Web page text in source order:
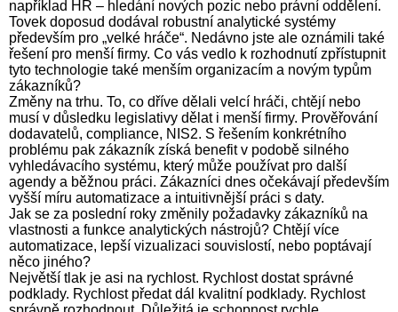
například HR – hledání nových pozic nebo právní oddělení.
Tovek doposud dodával robustní analytické systémy
především pro „velké hráče“. Nedávno jste ale oznámili také
řešení pro menší firmy. Co vás vedlo k rozhodnutí zpřístupnit
tyto technologie také menším organizacím a novým typům
zákazníků?
Změny na trhu. To, co dříve dělali velcí hráči, chtějí nebo
musí v důsledku legislativy dělat i menší firmy. Prověřování
dodavatelů, compliance, NIS2. S řešením konkrétního
problému pak zákazník získá benefit v podobě silného
vyhledávacího systému, který může používat pro další
agendy a běžnou práci. Zákazníci dnes očekávají především
vyšší míru automatizace a intuitivnější práci s daty.
Jak se za poslední roky změnily požadavky zákazníků na
vlastnosti a funkce analytických nástrojů? Chtějí více
automatizace, lepší vizualizaci souvislostí, nebo poptávají
něco jiného?
Největší tlak je asi na rychlost. Rychlost dostat správné
podklady. Rychlost předat dál kvalitní podklady. Rychlost